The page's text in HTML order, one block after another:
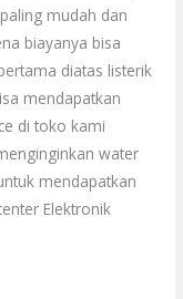
mudah dan
biayanya bisa
diatas listerik
mendapatkan
di toko kami
water
mendapatkan
Elektronik